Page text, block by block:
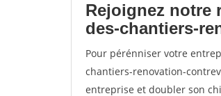
Rejoignez notre
des-chantiers-
Pour pérénniser votre
chantiers-renovation-
entreprise et doubler son